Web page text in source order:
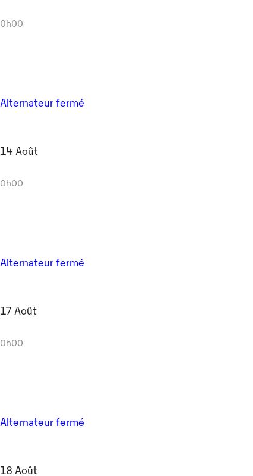
0h00
Alternateur fermé
14 Août
0h00
Alternateur fermé
17 Août
0h00
Alternateur fermé
18 Août